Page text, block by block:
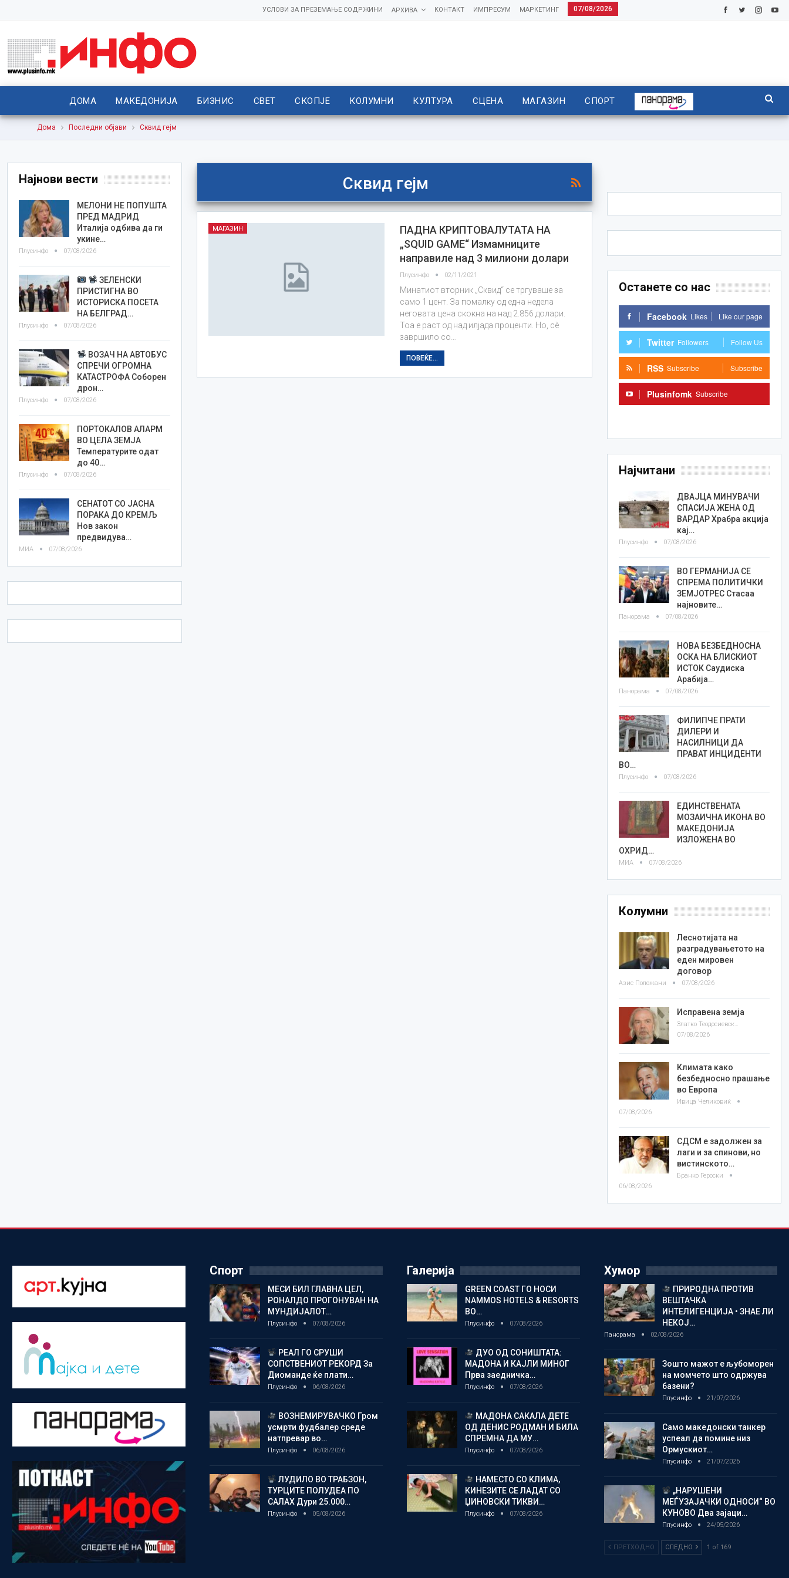
07/08/2026
МАРКЕТИНГ
ИМПРЕСУМ
КОНТАКТ
АРХИВА
УСЛОВИ ЗА ПРЕЗЕМАЊЕ СОДРЖИНИ
ДОМА МАКЕДОНИЈА БИЗНИС СВЕТ СКОПЈЕ КОЛУМНИ КУЛТУРА СЦЕНА МАГАЗИН СПОРТ
Дома Последни објави Сквид гејм
Сквид гејм
МАГАЗИН
ПАДНА КРИПТОВАЛУТАТА НА
„SQUID GAME“ Измамниците
направиле над 3 милиони долари
Плусинфо 02/11/2021
Минатиот вторник „Сквид“ се тргуваше за
само 1 цент. За помалку од една недела
неговата цена скокна на над 2.856 долари.
Тоа е раст од над илјада проценти. Но, сè
завршило со…
ПОВЕЌЕ...
Останете со нас
Facebook Likes Like our page
Twitter Followers Follow Us
RSS Subscribe Subscribe
Plusinfomk Subscribe
Најчитани
ДВАЈЦА МИНУВАЧИ
СПАСИЈА ЖЕНА ОД
ВАРДАР Храбра акција
кај…
Плусинфо 07/08/2026
ВО ГЕРМАНИЈА СЕ
СПРЕМА ПОЛИТИЧКИ
ЗЕМЈОТРЕС Стасаа
најновите…
Панорама 07/08/2026
НОВА БЕЗБЕДНОСНА
ОСКА НА БЛИСКИОТ
ИСТОК Саудиска
Арабија…
Панорама 07/08/2026
ФИЛИПЧЕ ПРАТИ
ДИЛЕРИ И
НАСИЛНИЦИ ДА
ПРАВАТ ИНЦИДЕНТИ
ВО…
Плусинфо 07/08/2026
ЕДИНСТВЕНАТА
МОЗАИЧНА ИКОНА ВО
МАКЕДОНИЈА
ИЗЛОЖЕНА ВО
ОХРИД…
МИА 07/08/2026
Колумни
Леснотијата на
разградувањетото на
еден мировен
договор
Азис Положани 07/08/2026
Исправена земја
Златко Теодосиевски
07/08/2026
Климата како
безбедносно прашање
во Европа
Ивица Челиковиќ
07/08/2026
СДСМ е задолжен за
лаги и за спинови, но
вистинското…
Бранко Героски
06/08/2026
Најнови вести
МЕЛОНИ НЕ ПОПУШТА
ПРЕД МАДРИД
Италија одбива да ги
укине…
Плусинфо 07/08/2026
ЗЕЛЕНСКИ
ПРИСТИГНА ВО
ИСТОРИСКА ПОСЕТА
НА БЕЛГРАД…
Плусинфо 07/08/2026
ВОЗАЧ НА АВТОБУС
СПРЕЧИ ОГРОМНА
КАТАСТРОФА Соборен
дрон…
Плусинфо 07/08/2026
ПОРТОКАЛОВ АЛАРМ
ВО ЦЕЛА ЗЕМЈА
Температурите одат
до 40…
Плусинфо 07/08/2026
СЕНАТОТ СО ЈАСНА
ПОРАКА ДО КРЕМЉ
Нов закон
предвидува…
МИА 07/08/2026
Спорт
МЕСИ БИЛ ГЛАВНА ЦЕЛ,
РОНАЛДО ПРОГОНУВАН НА
МУНДИЈАЛОТ…
Плусинфо 07/08/2026
РЕАЛ ГО СРУШИ
СОПСТВЕНИОТ РЕКОРД За
Диоманде ќе плати…
Плусинфо 06/08/2026
ВОЗНЕМИРУВАЧКО Гром
усмрти фудбалер среде
натпревар во…
Плусинфо 06/08/2026
ЛУДИЛО ВО ТРАБЗОН,
ТУРЦИТЕ ПОЛУДЕА ПО
САЛАХ Дури 25.000…
Плусинфо 05/08/2026
Галерија
GREEN COAST ГО НОСИ
NAMMOS HOTELS & RESORTS
ВО…
Плусинфо 07/08/2026
ДУО ОД СОНИШТАТА:
МАДОНА И КАЈЛИ МИНОГ
Прва заедничка…
Плусинфо 07/08/2026
МАДОНА САКАЛА ДЕТЕ
ОД ДЕНИС РОДМАН И БИЛА
СПРЕМНА ДА МУ…
Плусинфо 07/08/2026
НАМЕСТО СО КЛИМА,
КИНЕЗИТЕ СЕ ЛАДАТ СО
ЏИНОВСКИ ТИКВИ…
Плусинфо 07/08/2026
Хумор
ПРИРОДНА ПРОТИВ
ВЕШТАЧКА
ИНТЕЛИГЕНЦИЈА • ЗНАЕ ЛИ
НЕКОЈ…
Панорама 02/08/2026
Зошто мажот е љубоморен
на момчето што одржува
базени?
Плусинфо 21/07/2026
Само македонски танкер
успеал да помине низ
Ормускиот…
Плусинфо 21/07/2026
„НАРУШЕНИ
МЕЃУЗАЈАЧКИ ОДНОСИ“ ВО
КУНОВО Два зајаци…
Плусинфо 24/05/2026
ПРЕТХОДНО СЛЕДНО 1 of 169